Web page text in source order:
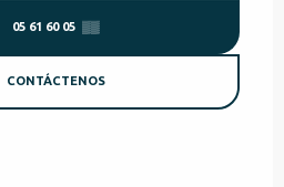
05 61 60 05 ▒▒
CONTÁCTENOS